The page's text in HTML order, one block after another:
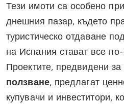
Тези имоти са особено
днешния пазар, където
туристическо отдаване
на Испания стават все
Проектите, предвидени за
ползване, предлагат
купувачи и инвеститори,